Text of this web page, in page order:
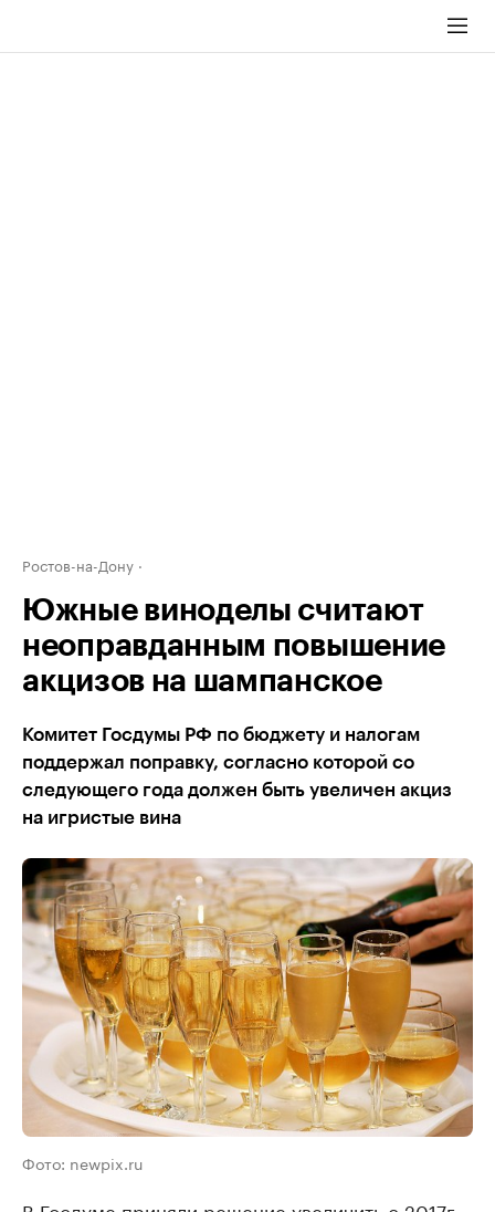
Ростов-на-Дону
Южные виноделы считают
неоправданным повышение
акцизов на шампанское
Комитет Госдумы РФ по бюджету и налогам
поддержал поправку, согласно которой со
следующего года должен быть увеличен акциз
на игристые вина
Фото: newpix.ru